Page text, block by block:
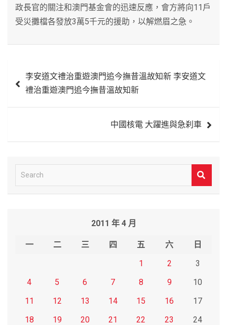
政長官的關注和澳門基金會的迅速反應，會方將向11戶
受災攤檔各發放3萬5千元的援助，以解燃眉之急。
章 李安道文禮治重遊澳門追今撫昔溫故知新 李安道文
禮治重遊澳門追今撫昔溫故知新
中國核電 大躍進與急刹車
e
2011 年 4 月
一 二 三 四 五 六
日
1
2
3
4
5 6 7 8 9
10
11
12 13 14 15 16
17
18
19 20 21 22 23
24